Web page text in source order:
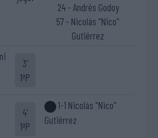
24 - Andrés Godoy
57 - Nicolás "Nico"
Gutiérrez
3'
1ªP
4'
1ªP
1-1 Nicolás "Nico"
Gutiérrez